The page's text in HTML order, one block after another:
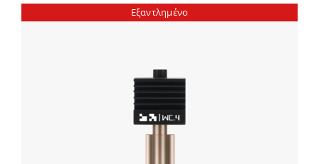
Εξαντλημένο